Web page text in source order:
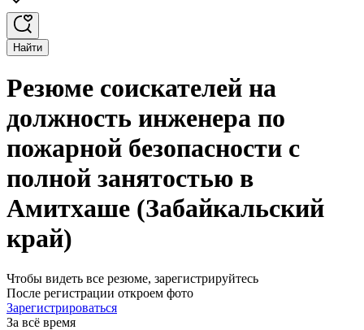
Найти
Резюме соискателей на
должность инженера по
пожарной безопасности с
полной занятостью в
Амитхаше (Забайкальский
край)
Чтобы видеть все резюме, зарегистрируйтесь
После регистрации откроем фото
Зарегистрироваться
За всё время